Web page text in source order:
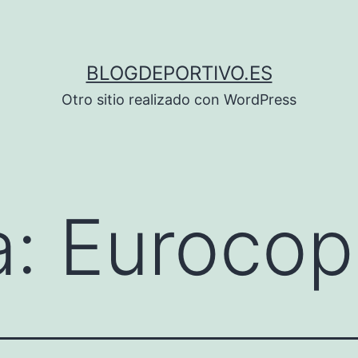
BLOGDEPORTIVO.ES
Otro sitio realizado con WordPress